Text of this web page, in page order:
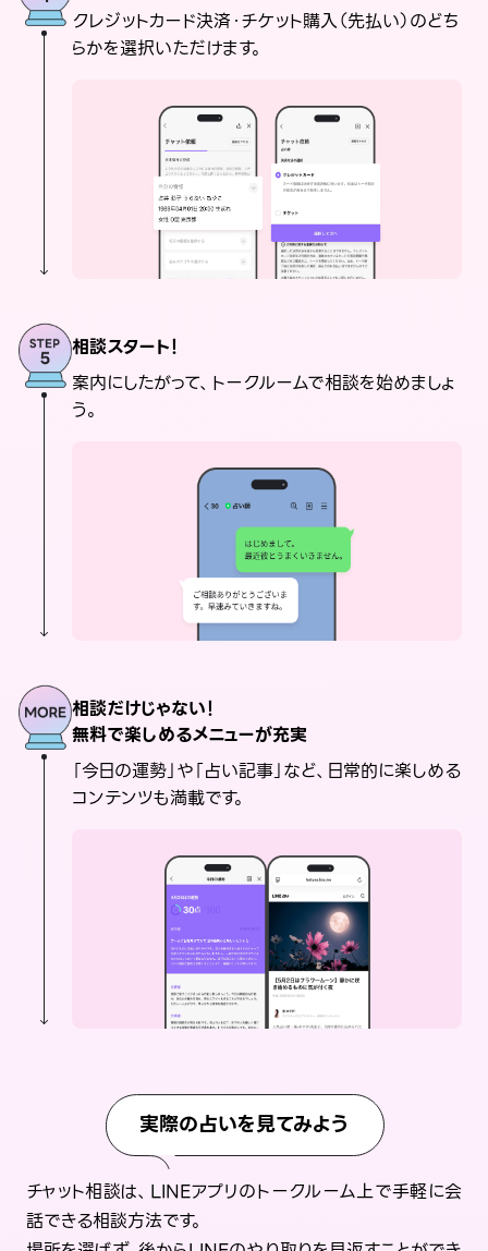
クレジットカード決済・チケット購入（先払い）のどち
らかを選択いただけます。
相談スタート！
案内にしたがって、トークルームで相談を始めましょ
う。
相談だけじゃない！
無料で楽しめるメニューが充実
「今日の運勢」や「占い記事」など、日常的に楽しめる
コンテンツも満載です。
実際の占いを見てみよう
チャット相談は、LINEアプリのトークルーム上で手軽に会
話できる相談方法です。